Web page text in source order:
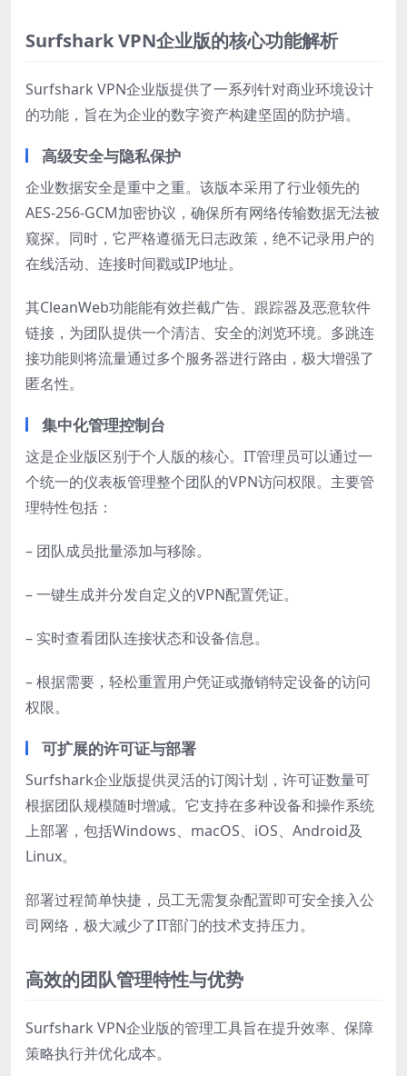
Surfshark VPN企业版的核心功能解析
Surfshark VPN企业版提供了一系列针对商业环境设计
的功能，旨在为企业的数字资产构建坚固的防护墙。
高级安全与隐私保护
企业数据安全是重中之重。该版本采用了行业领先的
AES-256-GCM加密协议，确保所有网络传输数据无法被
窥探。同时，它严格遵循无日志政策，绝不记录用户的
在线活动、连接时间戳或IP地址。
其CleanWeb功能能有效拦截广告、跟踪器及恶意软件
链接，为团队提供一个清洁、安全的浏览环境。多跳连
接功能则将流量通过多个服务器进行路由，极大增强了
匿名性。
集中化管理控制台
这是企业版区别于个人版的核心。IT管理员可以通过一
个统一的仪表板管理整个团队的VPN访问权限。主要管
理特性包括：
– 团队成员批量添加与移除。
– 一键生成并分发自定义的VPN配置凭证。
– 实时查看团队连接状态和设备信息。
– 根据需要，轻松重置用户凭证或撤销特定设备的访问
权限。
可扩展的许可证与部署
Surfshark企业版提供灵活的订阅计划，许可证数量可
根据团队规模随时增减。它支持在多种设备和操作系统
上部署，包括Windows、macOS、iOS、Android及
Linux。
部署过程简单快捷，员工无需复杂配置即可安全接入公
司网络，极大减少了IT部门的技术支持压力。
高效的团队管理特性与优势
Surfshark VPN企业版的管理工具旨在提升效率、保障
策略执行并优化成本。